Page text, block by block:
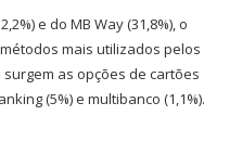
e do MB Way (31,8%), o
mais utilizados pelos
as opções de cartões
(5%) e multibanco (1,1%).